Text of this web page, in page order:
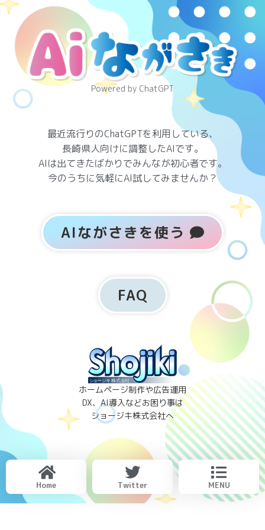
Powered by ChatGPT
最近流行りのChatGPTを利用している、
長崎県人向けに調整したAIです。
AIは出てきたばかりでみんなが初心者です。
今のうちに気軽にAI試してみませんか？
AIながさきを使う
FAQ
ホームページ制作や広告運用
DX、AI導入などお困り事は
ショージキ株式会社へ
Home Twitter MENU